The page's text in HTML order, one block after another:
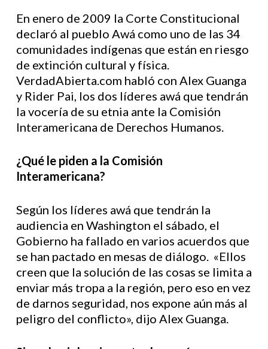
En enero de 2009 la Corte Constitucional
declaró al pueblo Awá como uno de las 34
comunidades indígenas que están en riesgo
de extinción cultural y física.
VerdadAbierta.com habló con Alex Guanga
y Rider Pai, los dos líderes awá que tendrán
la vocería de su etnia ante la Comisión
Interamericana de Derechos Humanos.
¿Qué le piden a la Comisión
Interamericana?
Según los líderes awá que tendrán la
audiencia en Washington el sábado, el
Gobierno ha fallado en varios acuerdos que
se han pactado en mesas de diálogo. «Ellos
creen que la solución de las cosas se limita a
enviar más tropa a la región, pero eso en vez
de darnos seguridad, nos expone aún más al
peligro del conflicto», dijo Alex Guanga.